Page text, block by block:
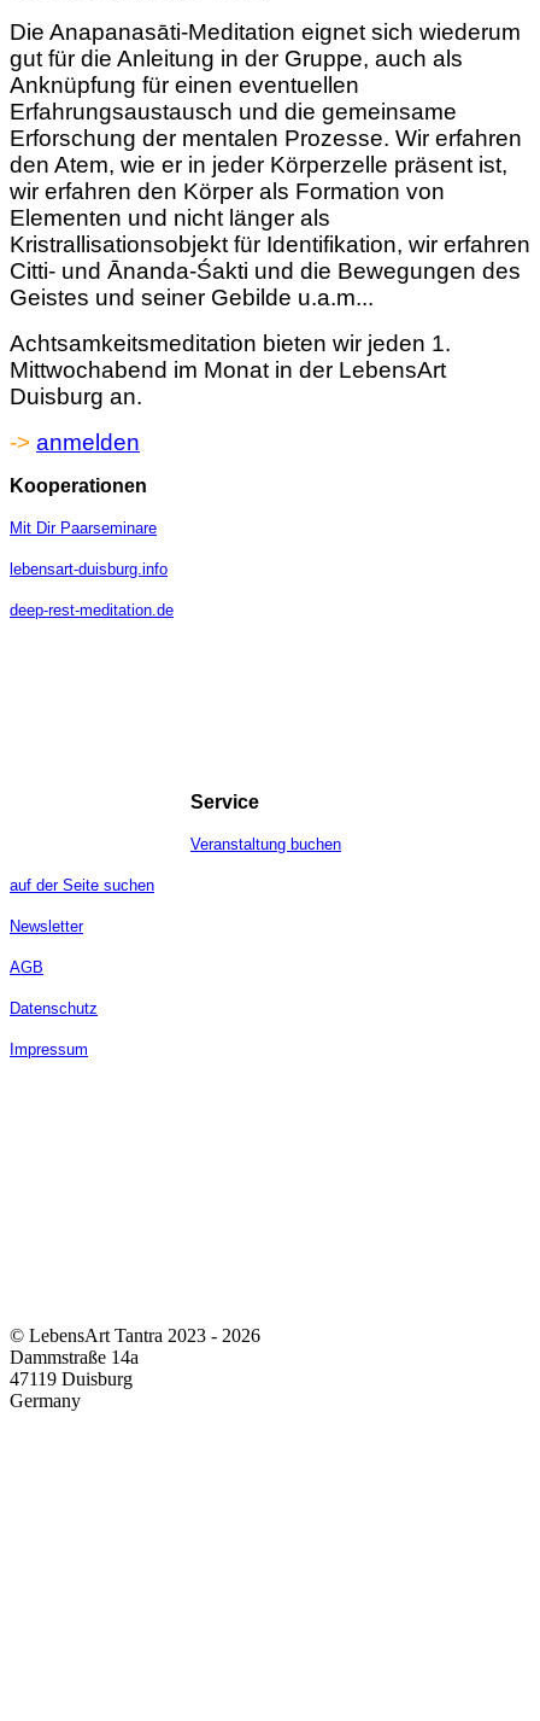
Die Anapanasāti-Meditation eignet sich wiederum
gut für die Anleitung in der Gruppe, auch als
Anknüpfung für einen eventuellen
Erfahrungsaustausch und die gemeinsame
Erforschung der mentalen Prozesse. Wir erfahren
den Atem, wie er in jeder Körperzelle präsent ist,
wir erfahren den Körper als Formation von
Elementen und nicht länger als
Kristrallisationsobjekt für Identifikation, wir erfahren
Citti- und Ānanda-Śakti und die Bewegungen des
Geistes und seiner Gebilde u.a.m...
Achtsamkeitsmeditation bieten wir jeden 1.
Mittwochabend im Monat in der LebensArt
Duisburg an.
-> anmelden
Kooperationen
Mit Dir Paarseminare
lebensart-duisburg.info
deep-rest-meditation.de
Service
Veranstaltung buchen
auf der Seite suchen
Newsletter
AGB
Datenschutz
Impressum
© LebensArt Tantra 2023 - 2026
Dammstraße 14a
47119 Duisburg
Germany